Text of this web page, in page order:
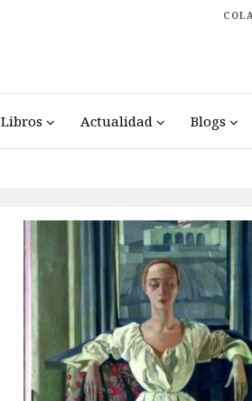
Libros Actualidad Blogs